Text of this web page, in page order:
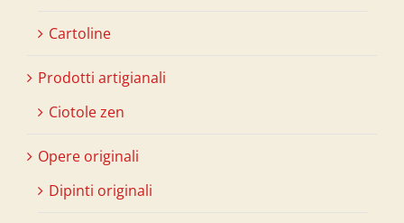
Cartoline
Prodotti artigianali
Ciotole zen
Opere originali
Dipinti originali